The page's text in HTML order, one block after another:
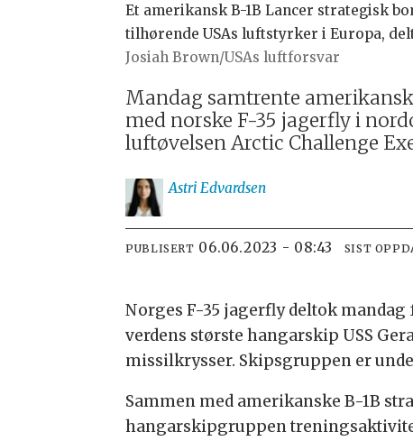
Et amerikansk B-1B Lancer strategisk
tilhørende USAs luftstyrker i Europa,
Josiah Brown/USAs luftforsvar
Mandag samtrente
med norske F-35 jagerfly i
luftøvelsen Arctic Challenge
Astri Edvardsen
PUBLISERT 06.06.2023 - 08:43 SIST
Norges F-35 jagerfly deltok
verdens største hangarskip USS
missilkrysser. Skipsgruppen er
Sammen med amerikanske B-1B
hangarskipgruppen